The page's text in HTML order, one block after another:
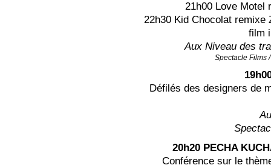
21h00 Love Motel
22h30 Kid Chocolat remixe
film
Aux Niveau des
Spectacle Films
Défilés des designers de
20h20 PECHA
Conférence sur le